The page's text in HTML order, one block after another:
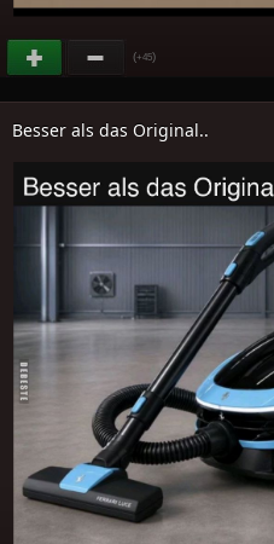
(+45)
Besser als das Original..